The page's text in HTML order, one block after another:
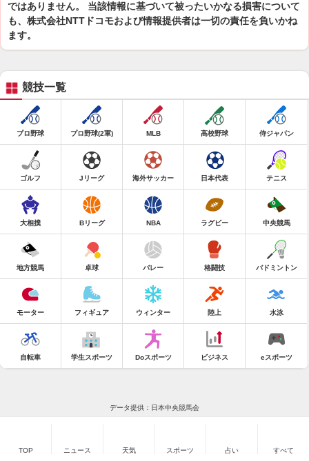
ではありません。 当該情報に基づいて被ったいかなる損害について
も、株式会社NTTドコモおよび情報提供者は一切の責任を負いかね
ます。
競技一覧
プロ野球 プロ野球(2軍) MLB 高校野球 侍ジャパン
ゴルフ Jリーグ 海外サッカー 日本代表 テニス
大相撲 Bリーグ NBA ラグビー 中央競馬
地方競馬 卓球 バレー 格闘技 バドミントン
モーター フィギュア ウィンター 陸上 水泳
自転車 学生スポーツ Doスポーツ ビジネス eスポーツ
データ提供：日本中央競馬会
TOP ニュース 天気 スポーツ 占い すべて